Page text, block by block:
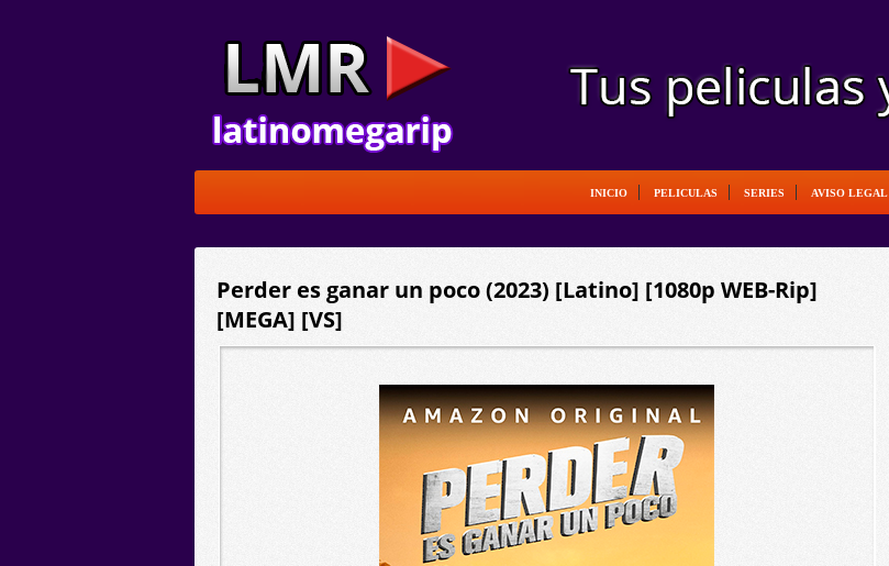
INICIO PELICULAS SERIES AVISO LEGAL
Perder es ganar un poco (2023) [Latino] [1080p WEB-Rip]
[MEGA] [VS]